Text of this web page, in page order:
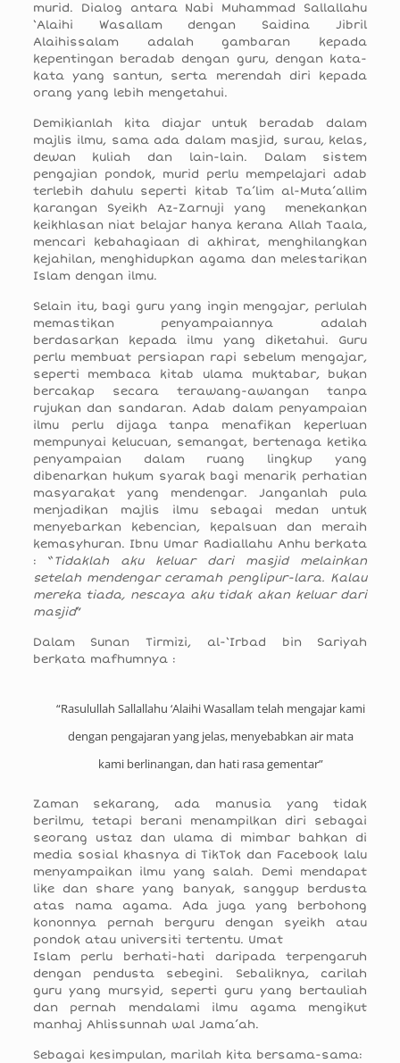
murid. Dialog antara Nabi Muhammad Sallallahu
‘Alaihi Wasallam dengan Saidina Jibril
Alaihissalam adalah gambaran kepada
kepentingan beradab dengan guru, dengan kata-
kata yang santun, serta merendah diri kepada
orang yang lebih mengetahui.
Demikianlah kita diajar untuk beradab dalam
majlis ilmu, sama ada dalam masjid, surau, kelas,
dewan kuliah dan lain-lain. Dalam sistem
pengajian pondok, murid perlu mempelajari adab
terlebih dahulu seperti kitab Ta’lim al-Muta’allim
karangan Syeikh Az-Zarnuji yang menekankan
keikhlasan niat belajar hanya kerana Allah Taala,
mencari kebahagiaan di akhirat, menghilangkan
kejahilan, menghidupkan agama dan melestarikan
Islam dengan ilmu.
Selain itu, bagi guru yang ingin mengajar, perlulah
memastikan penyampaiannya adalah
berdasarkan kepada ilmu yang diketahui. Guru
perlu membuat persiapan rapi sebelum mengajar,
seperti membaca kitab ulama muktabar, bukan
bercakap secara terawang-awangan tanpa
rujukan dan sandaran. Adab dalam penyampaian
ilmu perlu dijaga tanpa menafikan keperluan
mempunyai kelucuan, semangat, bertenaga ketika
penyampaian dalam ruang lingkup yang
dibenarkan hukum syarak bagi menarik perhatian
masyarakat yang mendengar. Janganlah pula
menjadikan majlis ilmu sebagai medan untuk
menyebarkan kebencian, kepalsuan dan meraih
kemasyhuran. Ibnu Umar Radiallahu Anhu berkata
: “Tidaklah aku keluar dari masjid melainkan
setelah mendengar ceramah penglipur-lara. Kalau
mereka tiada, nescaya aku tidak akan keluar dari
masjid”
Dalam Sunan Tirmizi, al-‘Irbad bin Sariyah
berkata mafhumnya :
“Rasulullah Sallallahu ‘Alaihi Wasallam telah mengajar kami
dengan pengajaran yang jelas, menyebabkan air mata
kami berlinangan, dan hati rasa gementar”
Zaman sekarang, ada manusia yang tidak
berilmu, tetapi berani menampilkan diri sebagai
seorang ustaz dan ulama di mimbar bahkan di
media sosial khasnya di TikTok dan Facebook lalu
menyampaikan ilmu yang salah. Demi mendapat
like dan share yang banyak, sanggup berdusta
atas nama agama. Ada juga yang berbohong
kononnya pernah berguru dengan syeikh atau
pondok atau universiti tertentu. Umat
Islam perlu berhati-hati daripada terpengaruh
dengan pendusta sebegini. Sebaliknya, carilah
guru yang mursyid, seperti guru yang bertauliah
dan pernah mendalami ilmu agama mengikut
manhaj Ahlissunnah wal Jama’ah.
Sebagai kesimpulan, marilah kita bersama-sama: